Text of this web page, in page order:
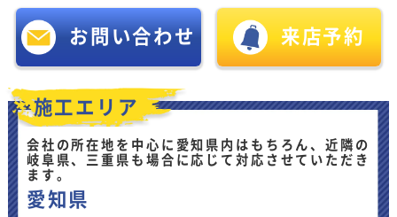
お問い合わせ 来店予約
施工エリア
会社の所在地を中心に愛知県内はもちろん、近隣の
岐阜県、三重県も場合に応じて対応させていただき
ます。
愛知県